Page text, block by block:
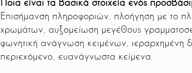
Ποια είναι τα βασικά στοιχεία ενός
Επισήμανση πληροφοριών, πλοήγηση με το
χρωμάτων, αυξομείωση μεγέθους
φωνητική ανάγνωση κειμένων, ιεραρχημένη
περιεχόμενο, ευανάγνωστα κείμενα.